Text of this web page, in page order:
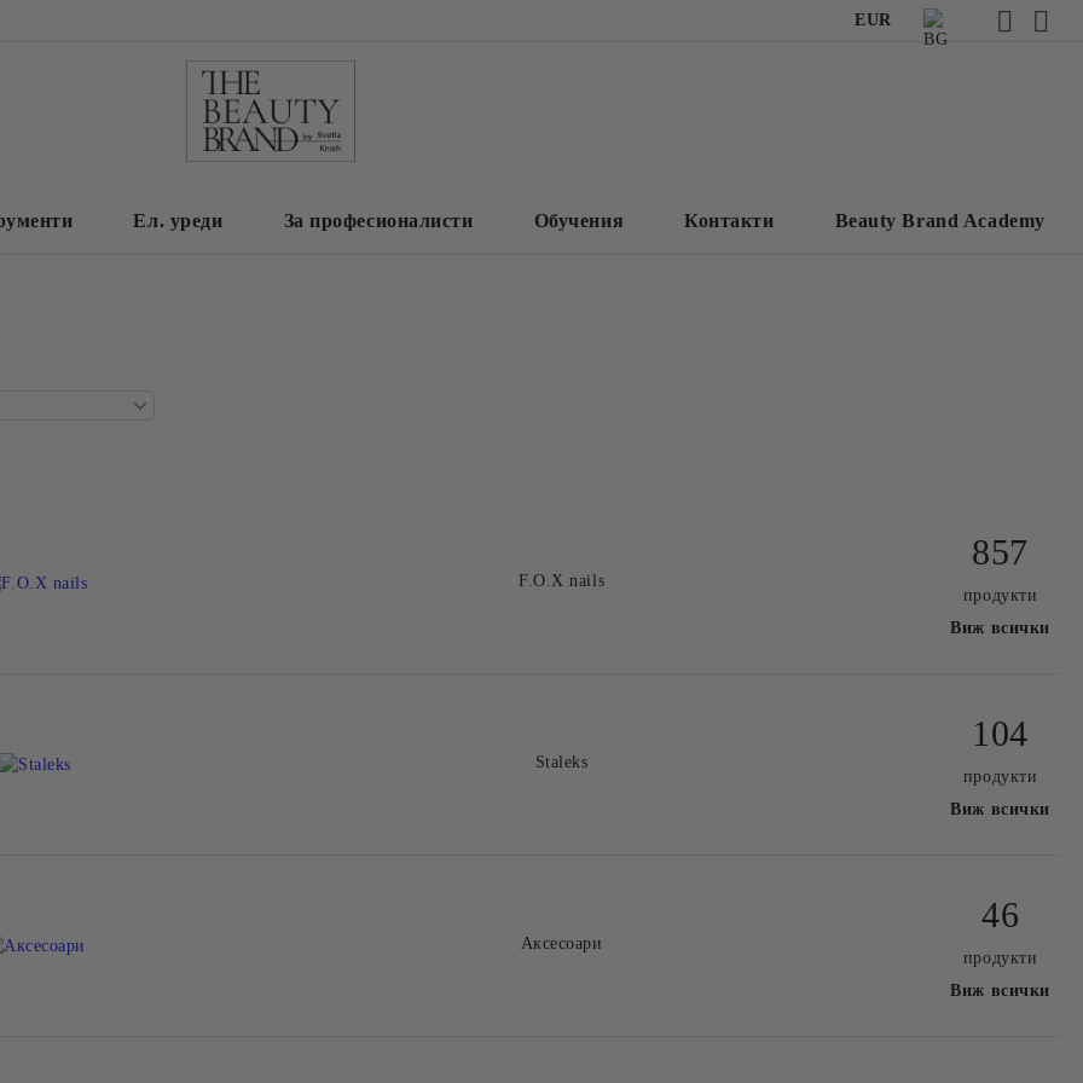
EUR
Ел. уреди За професионалисти Обучения Контакти Beauty Brand Academy
F.O.X nails
857
продукти
Виж всички
Staleks
104
продукти
Виж всички
Аксесоари
46
продукти
Виж всички